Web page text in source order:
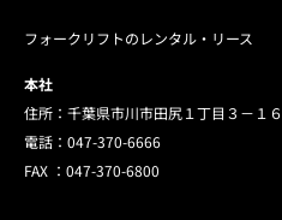
フォークリフトのレンタル・リース
本社
住所：千葉県市川市田尻１丁目３－１６
電話： 047-370-6666
FAX ： 047-370-6800